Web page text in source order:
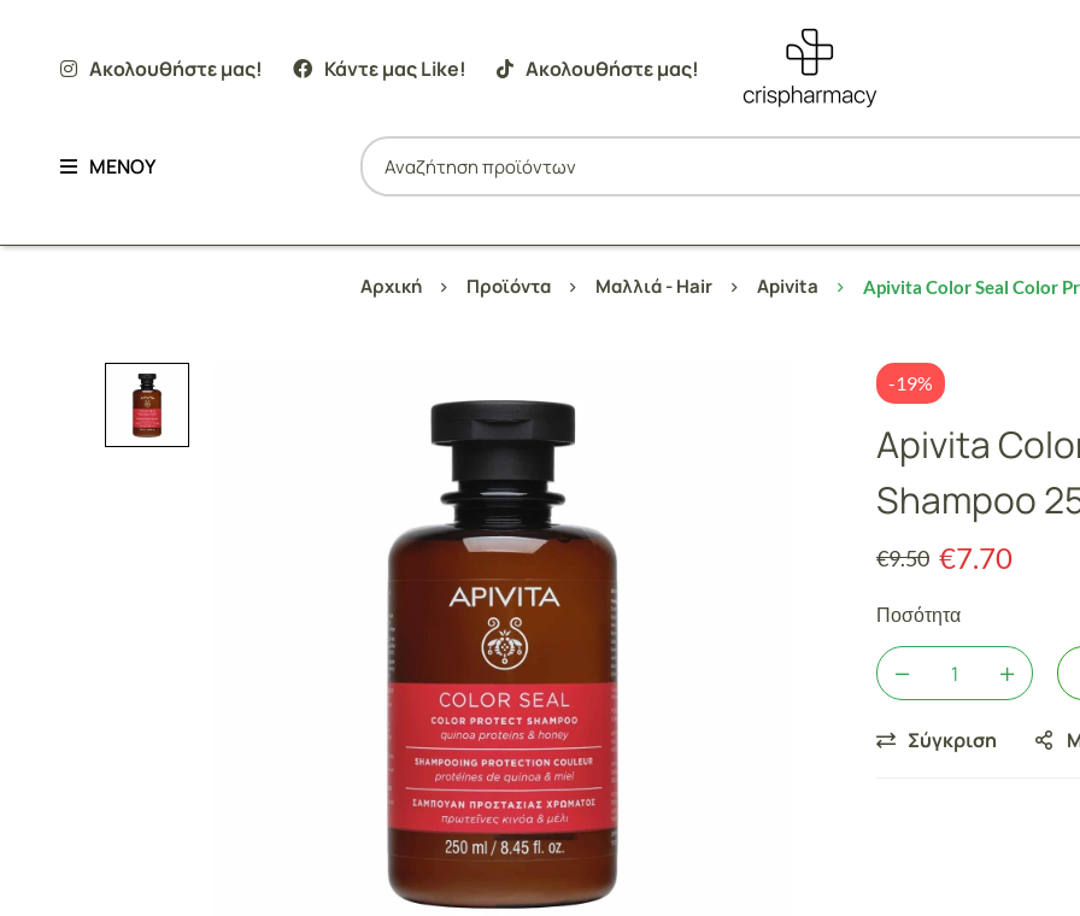
ΜΕΝΟΥ
Ακολουθήστε μας! Κάντε μας Like! Ακολουθήστε μας!
Αρχική Προϊόντα Μαλλιά - Hair Apivita Apivita Color Seal Color
-19%
Apivita
Shampoo
€9.50 €7.70
Ποσότητα
Σύγκριση